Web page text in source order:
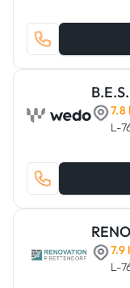
7.8
L-
7.9
L-